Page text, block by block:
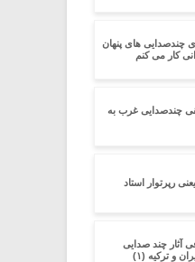
چندصدایی های پنهان
کار می کنم
چندصدایی غرب به
رپرتوار استاد
آثار چند صدایی
و ترکیه (۱)